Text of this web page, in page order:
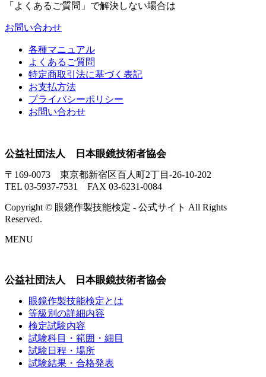
「よくあるご質問」で解決しない場合は
お問い合わせ
各種マニュアル
よくあるご質問
特定商取引法に基づく表記
お支払方法
プライバシーポリシー
お問い合わせ
公益社団法人 日本眼鏡技術者協会
〒169-0073 東京都新宿区百人町2丁目-26-10-202
TEL 03-5937-7531 FAX 03-6231-0084
Copyright © 眼鏡作製技能検定 - 公式サイト All Rights
Reserved.
MENU
公益社団法人 日本眼鏡技術者協会
眼鏡作製技能検定とは
等級別の詳細内容
検定試験内容
試験科目・範囲・細目
試験日程・場所
試験結果・合格発表